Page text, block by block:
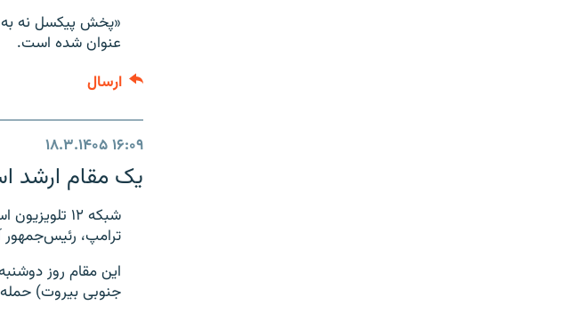
«پخش پیکسل نه به
عنوان شده است.
ارسال
۱۶:۰۹ ۱۸.۳.۱۴۰۵
یک مقام ارشد
شبکه ۱۲
ترامپ، رئیس‌جمهور
این مقام روز
جنوبی بیروت)